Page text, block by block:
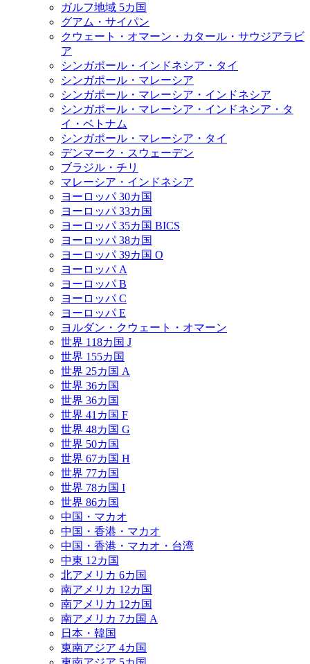
ガルフ地域 5カ国
グアム・サイパン
クウェート・オマーン・カタール・サウジアラビ
ア
シンガポール・インドネシア・タイ
シンガポール・マレーシア
シンガポール・マレーシア・インドネシア
シンガポール・マレーシア・インドネシア・タ
イ・ベトナム
シンガポール・マレーシア・タイ
デンマーク・スウェーデン
ブラジル・チリ
マレーシア・インドネシア
ヨーロッパ 30カ国
ヨーロッパ 33カ国
ヨーロッパ 35カ国 BICS
ヨーロッパ 38カ国
ヨーロッパ 39カ国 O
ヨーロッパ A
ヨーロッパ B
ヨーロッパ C
ヨーロッパ E
ヨルダン・クウェート・オマーン
世界 118カ国 J
世界 155カ国
世界 25カ国 A
世界 36カ国
世界 36カ国
世界 41カ国 F
世界 48カ国 G
世界 50カ国
世界 67カ国 H
世界 77カ国
世界 78カ国 I
世界 86カ国
中国・マカオ
中国・香港・マカオ
中国・香港・マカオ・台湾
中東 12カ国
北アメリカ 6カ国
南アメリカ 12カ国
南アメリカ 12カ国
南アメリカ 7カ国 A
日本・韓国
東南アジア 4カ国